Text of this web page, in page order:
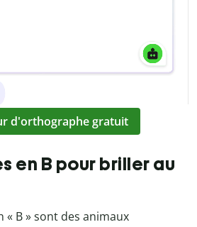
d'orthographe gratuit
en B pour briller au
« B » sont des animaux